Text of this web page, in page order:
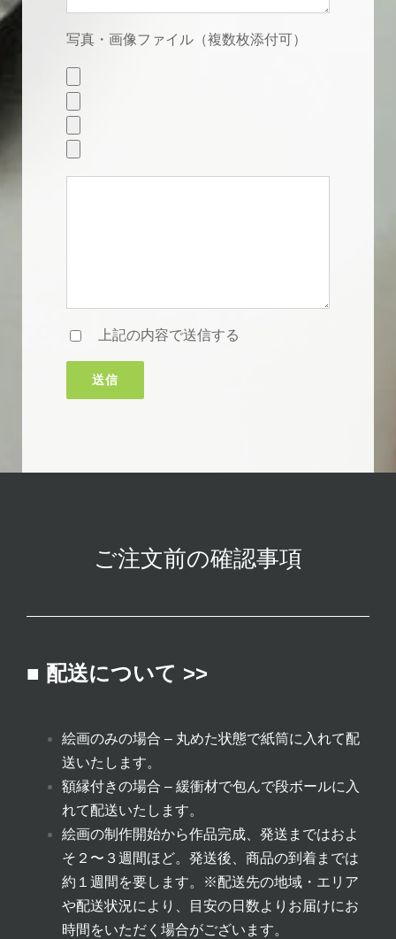
写真・画像ファイル（複数枚添付可）
上記の内容で送信する
ご注文前の確認事項
■ 配送について >>
絵画のみの場合 – 丸めた状態で紙筒に入れて配
送いたします。
額縁付きの場合 – 緩衝材で包んで段ボールに入
れて配送いたします。
絵画の制作開始から作品完成、発送まではおよ
そ２〜３週間ほど。発送後、商品の到着までは
約１週間を要します。
※配送先の地域・エリア
や配送状況により、目安の日数よりお届けにお
時間をいただく場合がございます。